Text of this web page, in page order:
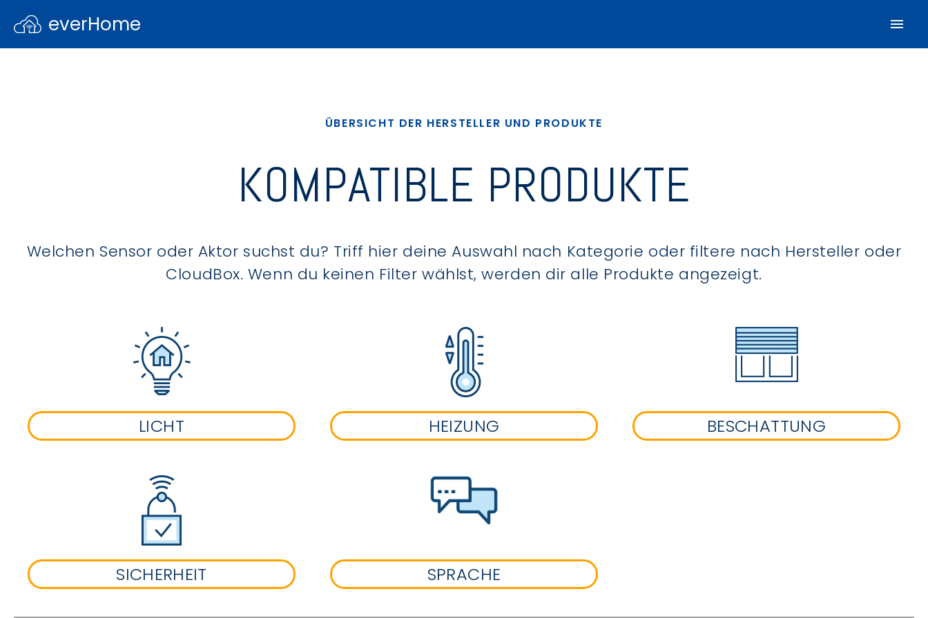
everHome
ÜBERSICHT DER HERSTELLER UND PRODUKTE
KOMPATIBLE PRODUKTE
Welchen Sensor oder Aktor suchst du? Triff hier deine Auswahl nach Kategorie oder filtere nach Hersteller oder
CloudBox. Wenn du keinen Filter wählst, werden dir alle Produkte angezeigt.
LICHT HEIZUNG BESCHATTUNG
SICHERHEIT SPRACHE